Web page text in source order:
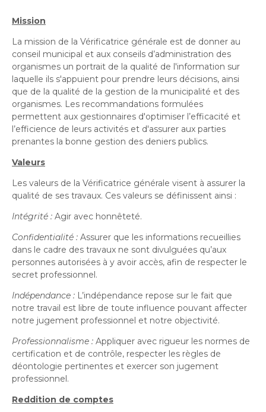
Réclamations
Réclamations
Vérificatrice générale
Vérificatrice générale
Mission
La mission de la Vérificatrice générale est de donner au
conseil municipal et aux conseils d’administration des
organismes un portrait de la qualité de l'information sur
laquelle ils s'appuient pour prendre leurs décisions, ainsi
que de la qualité de la gestion de la municipalité et des
organismes. Les recommandations formulées
permettent aux gestionnaires d'optimiser l’efficacité et
l’efficience de leurs activités et d'assurer aux parties
prenantes la bonne gestion des deniers publics.
Valeurs
Les valeurs de la Vérificatrice générale visent à assurer la
qualité de ses travaux. Ces valeurs se définissent ainsi :
Intégrité : Agir avec honnêteté.
Confidentialité : Assurer que les informations recueillies
dans le cadre des travaux ne sont divulguées qu’aux
personnes autorisées à y avoir accès, afin de respecter le
secret professionnel.
Indépendance : L’indépendance repose sur le fait que
notre travail est libre de toute influence pouvant affecter
notre jugement professionnel et notre objectivité.
Professionnalisme : Appliquer avec rigueur les normes de
certification et de contrôle, respecter les règles de
déontologie pertinentes et exercer son jugement
professionnel.
Reddition de comptes